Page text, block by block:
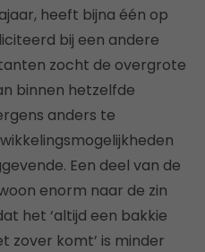
heeft bijna één op
bij een andere
zocht de overgrote
binnen hetzelfde
anders te
Een deel van de
enorm naar de zin
het ‘altijd een bakkie
zover komt’ is minder